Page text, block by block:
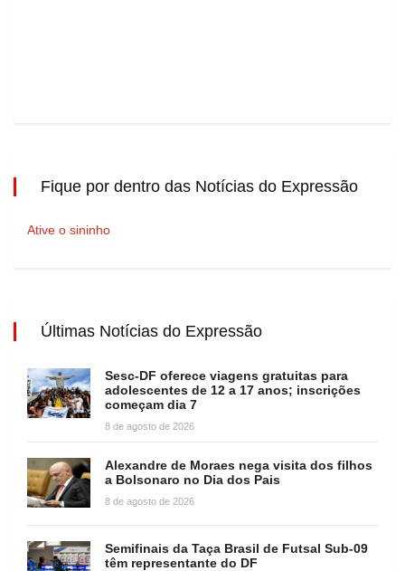
Fique por dentro das Notícias do Expressão
Ative o sininho
Últimas Notícias do Expressão
Sesc-DF oferece viagens gratuitas para
adolescentes de 12 a 17 anos; inscrições
começam dia 7
8 de agosto de 2026
Alexandre de Moraes nega visita dos filhos
a Bolsonaro no Dia dos Pais
8 de agosto de 2026
Semifinais da Taça Brasil de Futsal Sub-09
têm representante do DF